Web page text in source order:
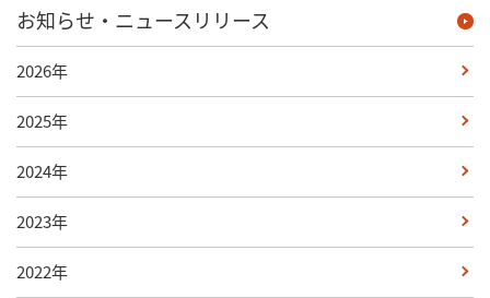
お知らせ・ニュースリリース
2026年
2025年
2024年
2023年
2022年